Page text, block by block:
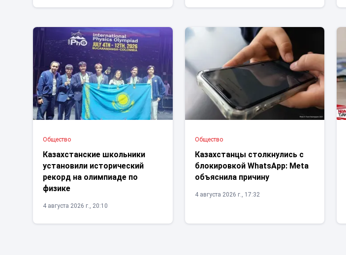
Общество
Казахстанские школьники
установили исторический
рекорд на олимпиаде по
физике
4 августа 2026 г., 20:10
Общество
Казахстанцы столкнулись с
блокировкой WhatsApp: Meta
объяснила причину
4 августа 2026 г., 17:32